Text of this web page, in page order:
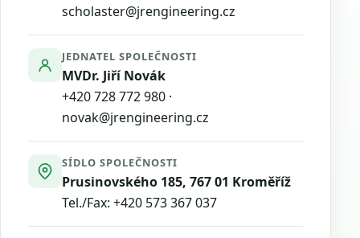
scholaster@jrengineering.cz
JEDNATEL SPOLEČNOSTI
MVDr. Jiří Novák
+420 728 772 980 ·
novak@jrengineering.cz
SÍDLO SPOLEČNOSTI
Prusinovského 185, 767 01 Kroměříž
Tel./Fax: +420 573 367 037